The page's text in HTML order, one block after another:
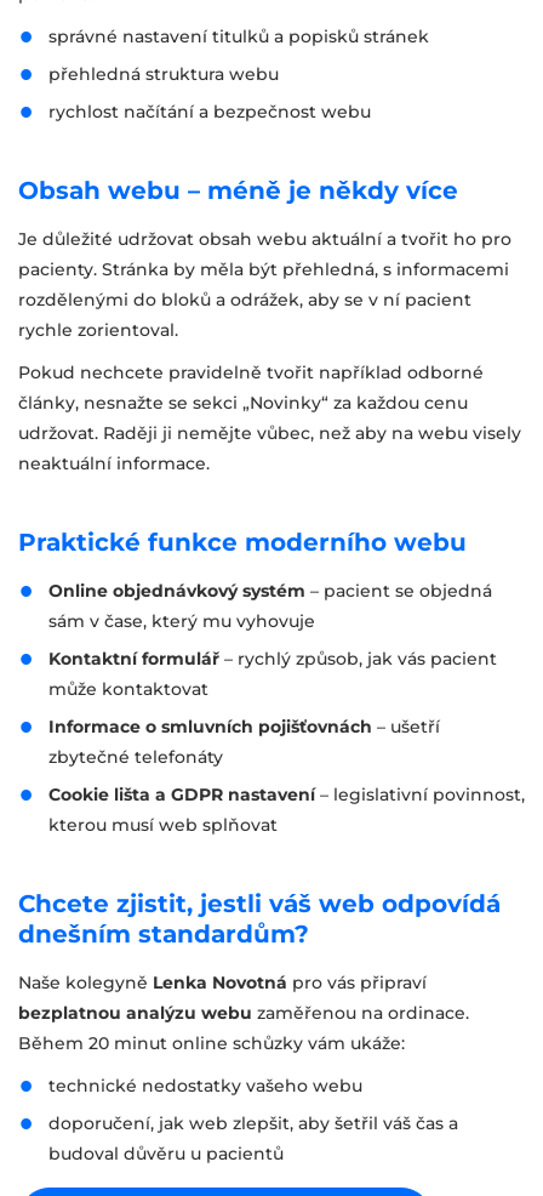
správné nastavení titulků a popisků stránek
přehledná struktura webu
rychlost načítání a bezpečnost webu
Obsah webu – méně je někdy více
Je důležité udržovat obsah webu aktuální a tvořit ho pro
pacienty. Stránka by měla být přehledná, s informacemi
rozdělenými do bloků a odrážek, aby se v ní pacient
rychle zorientoval.
Pokud nechcete pravidelně tvořit například odborné
články, nesnažte se sekci „Novinky“ za každou cenu
udržovat. Raději ji nemějte vůbec, než aby na webu visely
neaktuální informace.
Praktické funkce moderního webu
Online objednávkový systém – pacient se objedná
sám v čase, který mu vyhovuje
Kontaktní formulář – rychlý způsob, jak vás pacient
může kontaktovat
Informace o smluvních pojišťovnách – ušetří
zbytečné telefonáty
Cookie lišta a GDPR nastavení– legislativní povinnost,
kterou musí web splňovat
Chcete zjistit, jestli váš web odpovídá
dnešním standardům?
Naše kolegyně Lenka Novotná pro vás připraví
bezplatnou analýzu webu zaměřenou na ordinace.
Během 20 minut online schůzky vám ukáže:
technické nedostatky vašeho webu
doporučení, jak web zlepšit, aby šetřil váš čas a
budoval důvěru u pacientů